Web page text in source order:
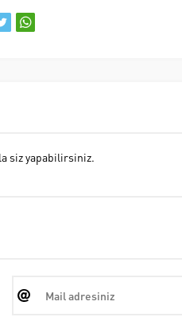
siz yapabilirsiniz.